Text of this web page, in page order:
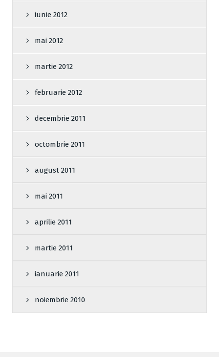
iunie 2012
mai 2012
martie 2012
februarie 2012
decembrie 2011
octombrie 2011
august 2011
mai 2011
aprilie 2011
martie 2011
ianuarie 2011
noiembrie 2010